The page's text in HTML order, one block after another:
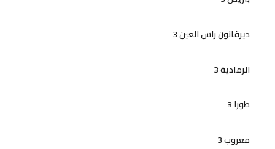
ديرقانون راس العين 3
الرمادية 3
طورا 3
معروب 3